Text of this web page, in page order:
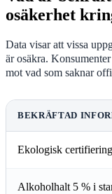
osäkerhet
Data visar att vissa
är osäkra.
mot vad som saknar
BEKRÄFTAD
Ekologisk
Alkoholhalt 5 % i